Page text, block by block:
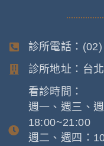
診所電話：
診所地址：台
看診時間：
週一、週三、
18:00~21:00
週二、週四：